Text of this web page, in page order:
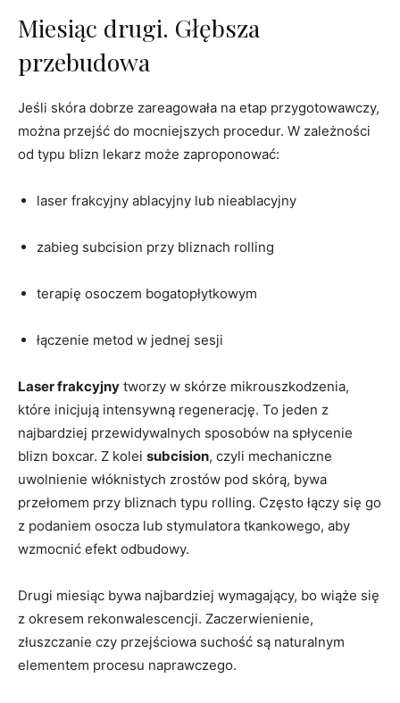
Miesiąc drugi. Głębsza
przebudowa
Jeśli skóra dobrze zareagowała na etap przygotowawczy,
można przejść do mocniejszych procedur. W zależności
od typu blizn lekarz może zaproponować:
laser frakcyjny ablacyjny lub nieablacyjny
zabieg subcision przy bliznach rolling
terapię osoczem bogatopłytkowym
łączenie metod w jednej sesji
Laser frakcyjny tworzy w skórze mikrouszkodzenia,
które inicjują intensywną regenerację. To jeden z
najbardziej przewidywalnych sposobów na spłycenie
blizn boxcar. Z kolei subcision, czyli mechaniczne
uwolnienie włóknistych zrostów pod skórą, bywa
przełomem przy bliznach typu rolling. Często łączy się go
z podaniem osocza lub stymulatora tkankowego, aby
wzmocnić efekt odbudowy.
Drugi miesiąc bywa najbardziej wymagający, bo wiąże się
z okresem rekonwalescencji. Zaczerwienienie,
złuszczanie czy przejściowa suchość są naturalnym
elementem procesu naprawczego.